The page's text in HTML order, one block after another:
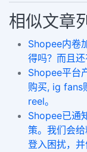
相似文章
Shopee内卷
得吗？而且还
Shopee平台
购买, ig fans
reel。
Shopee已通
策。我们会
登入困扰，并